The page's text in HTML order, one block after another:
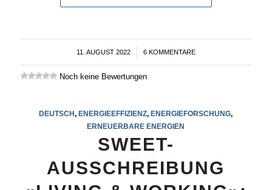
11. AUGUST 2022
/ 6 KOMMENTARE
Noch keine Bewertungen
DEUTSCH,ENERGIEEFFIZIENZ,ENERGIEFORSCHUNG,
ERNEUERBARE ENERGIEN
SWEET-
AUSSCHREIBUNG